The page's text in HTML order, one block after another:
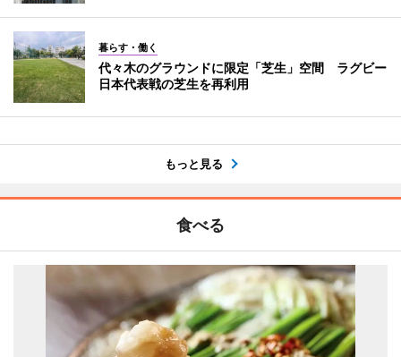
暮らす・働く
代々木のグラウンドに限定「芝生」空間 ラグビー
日本代表戦の芝生を再利用
もっと見る
食べる